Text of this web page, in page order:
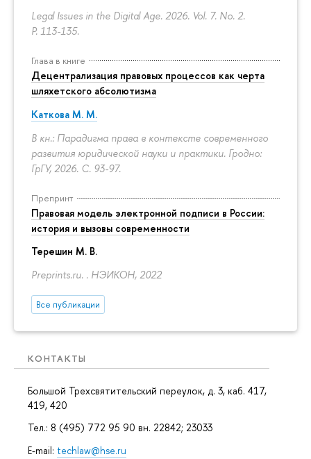
Legal Issues in the Digital Age. 2026. Vol. 7. No. 2.
P. 113-135.
Глава в книге
Децентрализация правовых процессов как черта
шляхетского абсолютизма
Каткова М. М.
В кн.: Парадигма права в контексте современного
развития юридической науки и практики. Гродно:
ГрГУ, 2026. С. 93-97.
Препринт
Правовая модель электронной подписи в России:
история и вызовы современности
Терешин М. В.
Preprints.ru. . НЭИКОН, 2022
Все публикации
КОНТАКТЫ
Большой Трехсвятительский переулок, д. 3, каб. 417,
419, 420
Тел.: 8 (495) 772 95 90 вн. 22842; 23033
E-mail: techlaw@hse.ru